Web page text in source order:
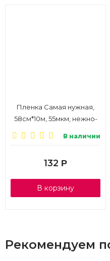
Пленка Самая нужная,
58см*10м, 55мкм, нежно-
В наличии
132 Р
В корзину
Рекомендуем